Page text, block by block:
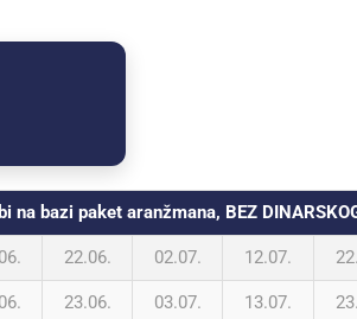
bazi paket aranžmana, BEZ
22.06. 02.07. 12.07.
23.06. 03.07. 13.07.